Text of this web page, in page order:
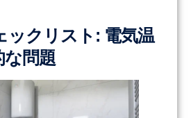
ックリスト: 電気温
な問題